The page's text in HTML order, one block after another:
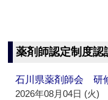
薬剤師認定制度
石川県薬剤師会 研
2026年08月04日 (火)